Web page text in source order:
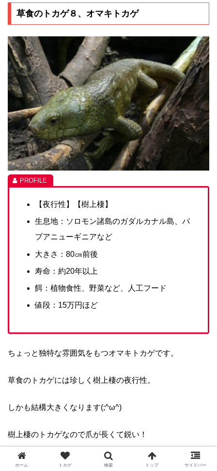
草食のトカゲ８、オマキトカゲ
【夜行性】【樹上棲】
生息地：ソロモン諸島のガダルカナル島、パ
プアニューギニアなど
大きさ：80㎝前後
寿命：約20年以上
餌：植物食性、野菜など、人工フード
値段：15万円ほど
ちょっと独特な雰囲気をもつオマキトカゲです。
草食のトカゲには珍しく樹上棲の夜行性。
しかも結構大きくなります(;^ω^)
樹上棲のトカゲなので爪が長くて鋭い！
どうしても触らないといけない時は皮手袋が必須かもしれ
ホーム トカゲ 検索 トップ サイドバー